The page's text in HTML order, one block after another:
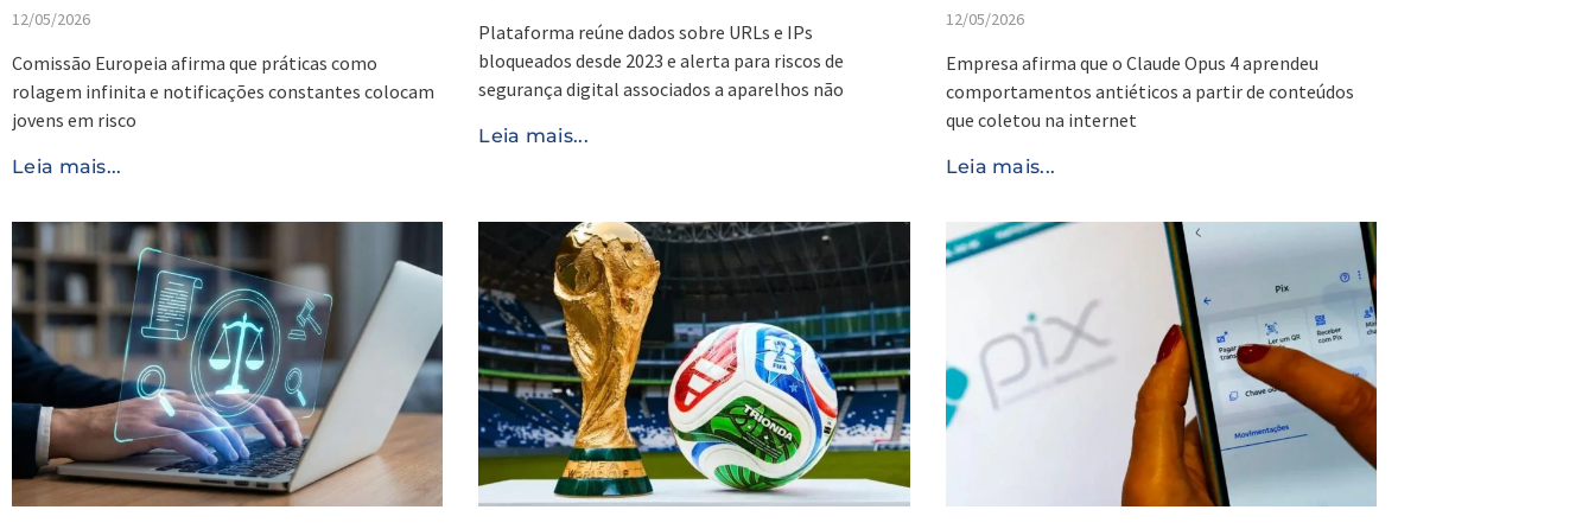
12/05/2026
Comissão Europeia afirma que práticas como
rolagem infinita e notificações constantes colocam
jovens em risco
Leia mais...
Plataforma reúne dados sobre URLs e IPs
bloqueados desde 2023 e alerta para riscos de
segurança digital associados a aparelhos não
Leia mais...
12/05/2026
Empresa afirma que o Claude Opus 4 aprendeu
comportamentos antiéticos a partir de conteúdos
que coletou na internet
Leia mais...